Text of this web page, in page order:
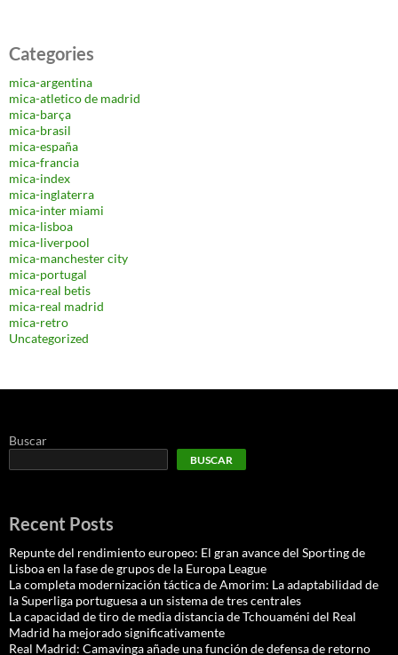
Categories
mica-argentina
mica-atletico de madrid
mica-barça
mica-brasil
mica-españa
mica-francia
mica-index
mica-inglaterra
mica-inter miami
mica-lisboa
mica-liverpool
mica-manchester city
mica-portugal
mica-real betis
mica-real madrid
mica-retro
Uncategorized
Buscar
BUSCAR
Recent Posts
Repunte del rendimiento europeo: El gran avance del Sporting de
Lisboa en la fase de grupos de la Europa League
La completa modernización táctica de Amorim: La adaptabilidad de
la Superliga portuguesa a un sistema de tres centrales
La capacidad de tiro de media distancia de Tchouaméni del Real
Madrid ha mejorado significativamente
Real Madrid: Camavinga añade una función de defensa de retorno